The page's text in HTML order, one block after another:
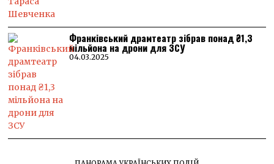
Франківський драмтеатр зібрав понад ₴1,3
мільйона на дрони для ЗСУ
04.03.2025